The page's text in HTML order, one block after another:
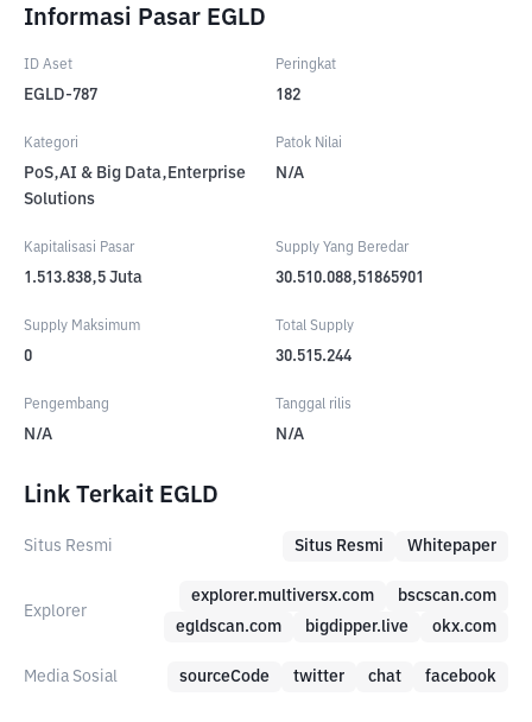
Informasi Pasar EGLD
ID Aset
EGLD-787
Peringkat
182
Kategori
PoS,AI & Big Data,Enterprise
Solutions
Patok Nilai
N/A
Kapitalisasi Pasar
1.513.838,5 Juta
Supply Yang Beredar
30.510.088,51865901
Supply Maksimum
0
Total Supply
30.515.244
Pengembang
N/A
Tanggal rilis
N/A
Link Terkait EGLD
Situs Resmi Situs Resmi Whitepaper
Explorer
explorer.multiversx.com
bscscan.com
egldscan.com
bigdipper.live okx.com
Media Sosial sourceCode twitter chat facebook